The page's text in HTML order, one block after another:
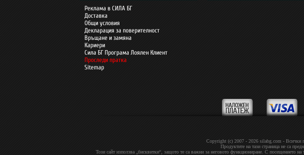
Реклама в СИЛА БГ
Доставка
Общи условия
Декларация за поверителност
Връщане и замяна
Кариери
Сила БГ Програма Лоялен Клиент
Проследи пратка
Sitemap
Copyright (c) 2007 - 2026 silabg.com - Всички
Продуктите на тази страница не са
Този сайт използва „бисквитки“, защото те са важни за неговото функциониране. С посещението на